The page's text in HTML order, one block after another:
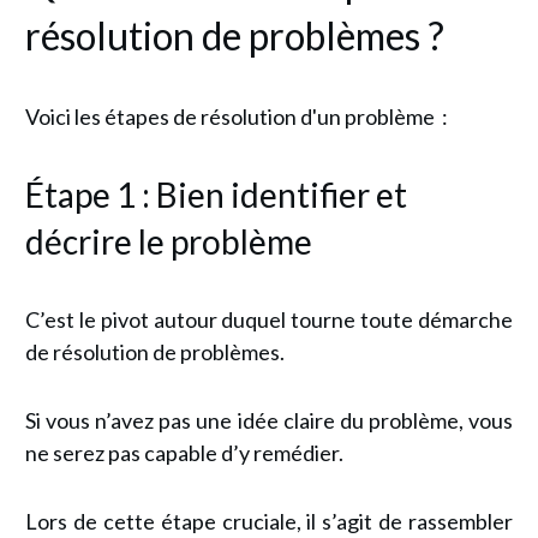
résolution de problèmes ?
Voici les étapes de résolution d'un problème :
Étape 1 : Bien identifier et
décrire le problème
C’est le pivot autour duquel tourne toute démarche
de résolution de problèmes.
Si vous n’avez pas une idée claire du problème, vous
ne serez pas capable d’y remédier.
Lors de cette étape cruciale, il s’agit de rassembler